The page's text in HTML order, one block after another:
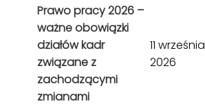
Prawo pracy 2026 –
ważne obowiązki
działów kadr
związane z
zachodzącymi
zmianami
11 września
2026